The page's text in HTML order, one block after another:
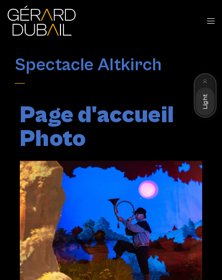
Spectacle Altkirch
Page d'accueil
Photo
Light
Dark